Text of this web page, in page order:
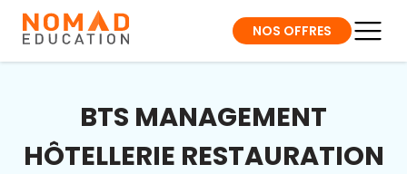
NOS OFFRES
BTS MANAGEMENT
HÔTELLERIE RESTAURATION